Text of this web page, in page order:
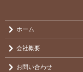
ホーム
会社概要
お問い合わせ